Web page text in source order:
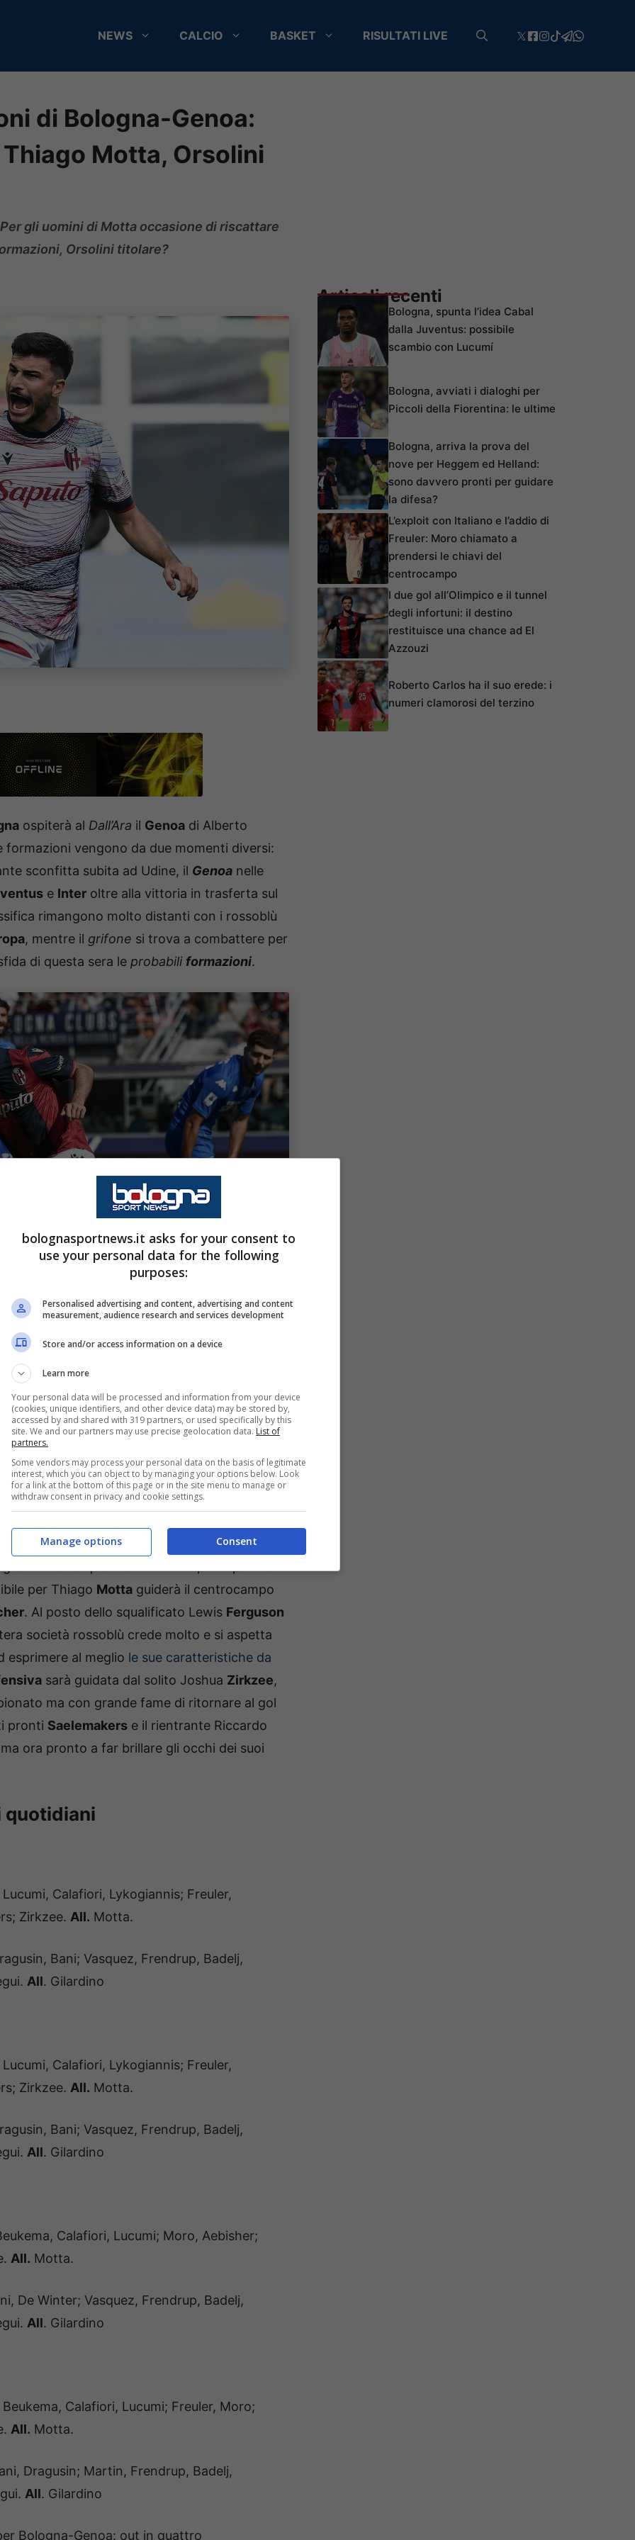
NEWS CALCIO BASKET RISULTATI LIVE
di Bologna-Genoa:
Motta, Orsolini
gli uomini di Motta occasione di riscattare
Orsolini titolare?
ospiterà al Dall’Ara il Genoa di Alberto
formazioni vengono da due momenti diversi:
sconfitta subita ad Udine, il Genoa nelle
e Inter oltre alla vittoria in trasferta sul
rimangono molto distanti con i rossoblù
, mentre il grifone si trova a combattere per
di questa sera le probabili formazioni.
(ph. Image Sport)
dubbio in porta?
pedine: il quasi rientranteKarlsson,
Soumaoroe dello squalificato Lewis
il
quotaduecentopresenze in rossoblù.
dovrebbe essere rimandato alla sfida di
titolare del giovane portiere bolognese. A
Posch,Beukemae
. A sinistra dubbio
greco che ha qualche chance in più di partire
per Thiago Motta guiderà il centrocampo
. Al posto dello squalificato Lewis Ferguson
società rossoblù crede molto e si aspetta
esprimere al meglio le sue caratteristiche da
sarà guidata dal solito Joshua Zirkzee,
ma con grande fame di ritornare al gol
pronti Saelemakers e il rientrante Riccardo
ora pronto a far brillare gli occhi dei suoi
quotidiani
Calafiori, Lykogiannis; Freuler,
Zirkzee. All. Motta.
Bani; Vasquez, Frendrup, Badelj,
All. Gilardino
Calafiori, Lykogiannis; Freuler,
Zirkzee. All. Motta.
Bani; Vasquez, Frendrup, Badelj,
All. Gilardino
Calafiori, Lucumi; Moro, Aebisher;
All. Motta.
De Winter; Vasquez, Frendrup, Badelj,
All. Gilardino
Calafiori, Lucumi; Freuler, Moro;
All. Motta.
Dragusin; Martin, Frendrup, Badelj,
All. Gilardino
Bologna-Genoa: out in quattro
Articoli recenti
Bologna, spunta l’idea Cabal
dalla Juventus: possibile
scambio con Lucumí
Bologna, avviati i dialoghi per
Piccoli della Fiorentina: le ultime
Bologna, arriva la prova del
nove per Heggem ed Helland:
sono davvero pronti per guidare
la difesa?
L’exploit con Italiano e l’addio di
Freuler: Moro chiamato a
prendersi le chiavi del
centrocampo
I due gol all’Olimpico e il tunnel
degli infortuni: il destino
restituisce una chance ad El
Azzouzi
Roberto Carlos ha il suo erede: i
numeri clamorosi del terzino
bolognasportnews.it asks for your consent to
use your personal data for the following
purposes:
Personalised advertising and content, advertising and content
measurement, audience research and services development
Store and/or access information on a device
Learn more
Your personal data will be processed and information from your device
(cookies, unique identifiers, and other device data) may be stored by,
accessed by and shared with 319 partners, or used specifically by this
site. We and our partners may use precise geolocation data. List of
partners.
Some vendors may process your personal data on the basis of legitimate
interest, which you can object to by managing your options below. Look
for a link at the bottom of this page or in the site menu to manage or
withdraw consent in privacy and cookie settings.
Consent
Manage options